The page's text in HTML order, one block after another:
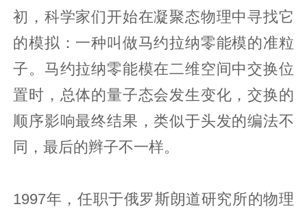
初，科学家们开始在凝聚态物理中寻找它
的模拟：一种叫做马约拉纳零能模的准粒
子。马约拉纳零能模在二维空间中交换位
置时，总体的量子态会发生变化，交换的
顺序影响最终结果，类似于头发的编法不
同，最后的辫子不一样。
1997年，任职于俄罗斯朗道研究所的物理